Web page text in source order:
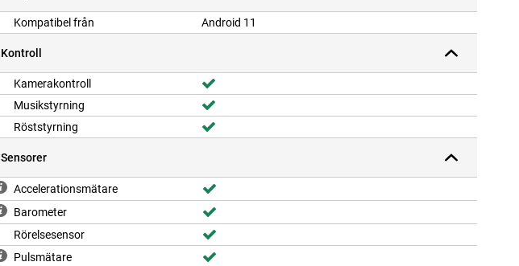
Kompatibel från Android 11
Kontroll
Kamerakontroll
Musikstyrning
Röststyrning
Sensorer
Accelerationsmätare
Barometer
Rörelsesensor
Pulsmätare